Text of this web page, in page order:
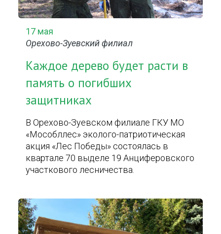
17 мая
Орехово-Зуевский филиал
Каждое дерево будет расти в
память о погибших
защитниках
В Орехово-Зуевском филиале ГКУ МО
«Мособллес» эколого-патриотическая
акция «Лес Победы» состоялась в
квартале 70 выделе 19 Анциферовского
участкового лесничества.